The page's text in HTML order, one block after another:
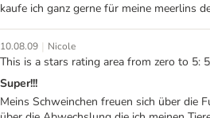
kaufe ich ganz gerne für meine meerlins
10.08.09 | Nicole
This is a stars rating area from zero to 5:
Super!!!
Meins Schweinchen freuen sich über die